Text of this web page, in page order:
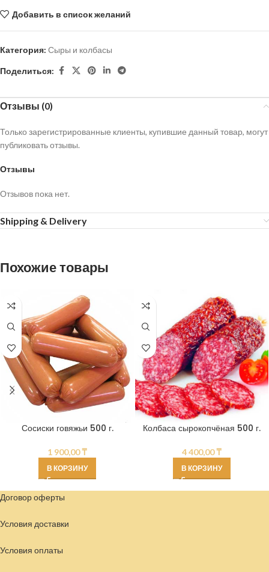
Добавить в список желаний
Категория: Сыры и колбасы
Поделиться:
Отзывы (0)
Отзывы
Отзывов пока нет.
Только зарегистрированные клиенты, купившие данный товар, могут
публиковать отзывы.
Shipping & Delivery
Похожие товары
Сосиски говяжьи 500 г.
1 900,00₸
В КОРЗИНУ
Колбаса сырокопчёная 500 г.
4 400,00₸
В КОРЗИНУ
Договор оферты
Условия доставки
Условия оплаты